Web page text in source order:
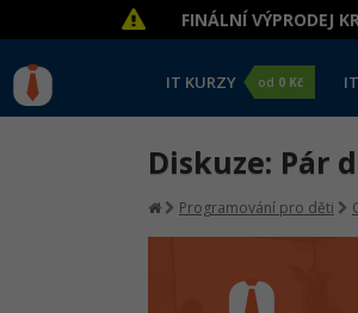
FINÁLNÍ VÝPRODEJ
IT KURZY od 0 Kč
Diskuze: Pár
Programování pro děti